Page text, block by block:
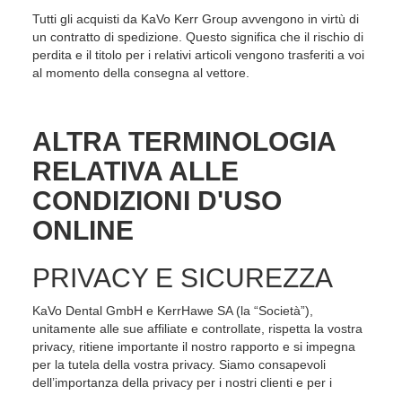
Tutti gli acquisti da KaVo Kerr Group avvengono in virtù di
un contratto di spedizione. Questo significa che il rischio di
perdita e il titolo per i relativi articoli vengono trasferiti a voi
al momento della consegna al vettore.
ALTRA TERMINOLOGIA
RELATIVA ALLE
CONDIZIONI D'USO
ONLINE
PRIVACY E SICUREZZA
KaVo Dental GmbH e KerrHawe SA (la “Società”),
unitamente alle sue affiliate e controllate, rispetta la vostra
privacy, ritiene importante il nostro rapporto e si impegna
per la tutela della vostra privacy. Siamo consapevoli
dell’importanza della privacy per i nostri clienti e per i